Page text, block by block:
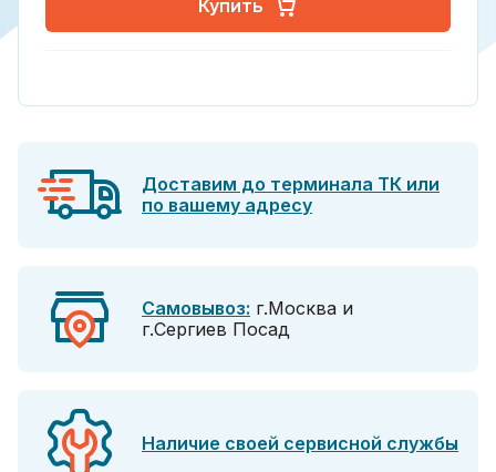
Купить
Доставим до терминала ТК или
по вашему адресу
Самовывоз: г.Москва и
г.Сергиев Посад
Наличие своей сервисной службы